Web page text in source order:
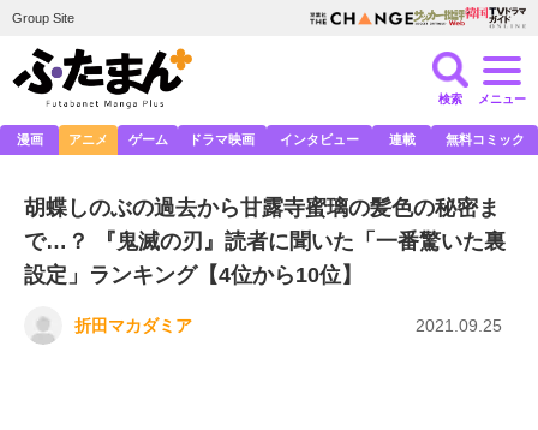
Group Site
検索 メニュー
漫画 アニメ ゲーム ドラマ映画 インタビュー 連載 無料コミック
胡蝶しのぶの過去から甘露寺蜜璃の髪色の秘密ま
で…？ 『鬼滅の刃』読者に聞いた「一番驚いた裏
設定」ランキング【4位から10位】
折田マカダミア 2021.09.25